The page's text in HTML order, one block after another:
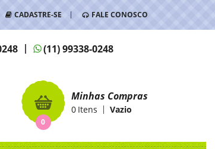
CADASTRE-SE FALE CONOSCO
(11)99338-0248
0
Minhas Compras
Itens
0 Vazio